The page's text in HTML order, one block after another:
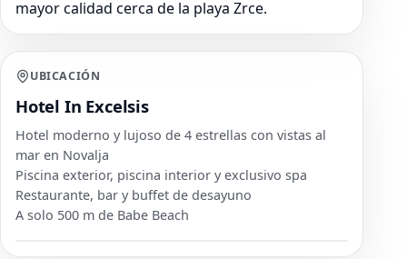
mayor calidad cerca de la playa Zrce.
UBICACIÓN
Hotel In Excelsis
Hotel moderno y lujoso de 4 estrellas con vistas al
mar en Novalja
Piscina exterior, piscina interior y exclusivo spa
Restaurante, bar y buffet de desayuno
A solo 500 m de Babe Beach